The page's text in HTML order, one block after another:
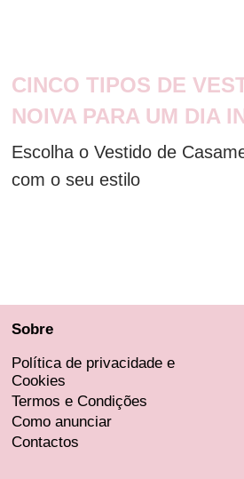
CINCO TIPOS DE
NOIVA PARA UM DIA
Escolha o Vestido de
com o seu estilo
Sobre
Política de privacidade e
Cookies
Termos e Condições
Como anunciar
Contactos